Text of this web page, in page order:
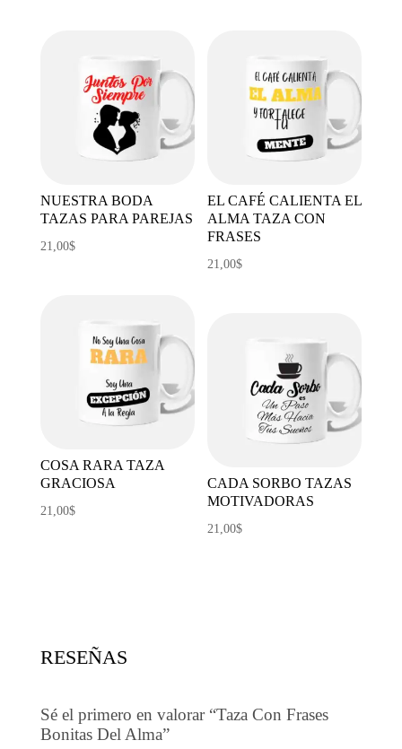
NUESTRA BODA
TAZAS PARA PAREJAS
21,00$
EL CAFÉ CALIENTA EL
ALMA TAZA CON
FRASES
21,00$
COSA RARA TAZA
GRACIOSA
21,00$
CADA SORBO TAZAS
MOTIVADORAS
21,00$
RESEÑAS
Sé el primero en valorar “Taza Con Frases
Bonitas Del Alma”